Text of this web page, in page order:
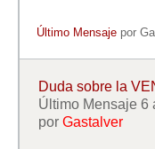
Último Mensaje por
Duda sobre la
Último Mensaje 6
por Gastalver